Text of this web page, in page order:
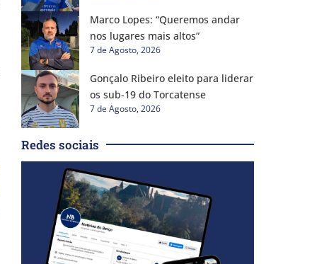
Marco Lopes: “Queremos andar
nos lugares mais altos”
7 de Agosto, 2026
Gonçalo Ribeiro eleito para liderar
os sub-19 do Torcatense
7 de Agosto, 2026
Redes sociais